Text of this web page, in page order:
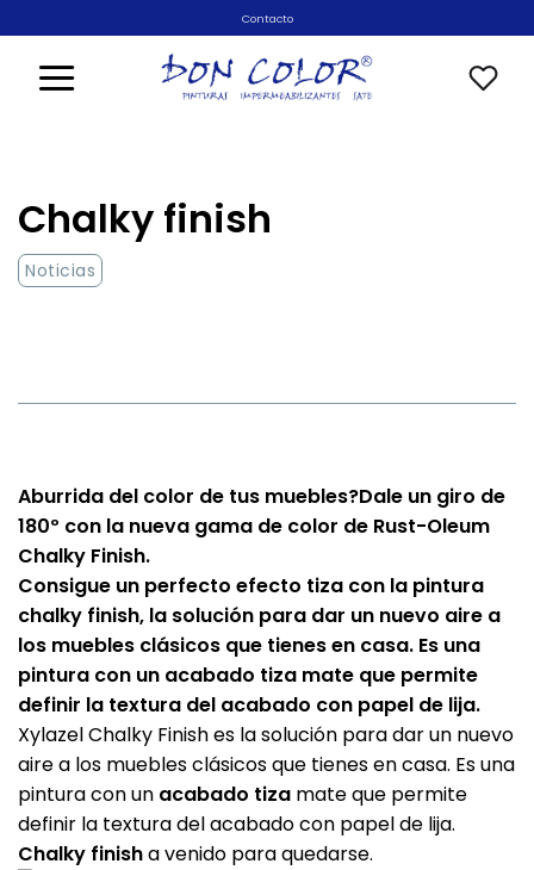
al
contenido
Contacto
Noticias
Chalky finish
Aburrida del color de tus muebles?Dale un giro de
180º con la nueva gama de color de Rust-Oleum
Chalky Finish.
Consigue un perfecto efecto tiza con la pintura
chalky finish, la solución para dar un nuevo aire a
los muebles clásicos que tienes en casa. Es una
pintura con un acabado tiza mate que permite
definir la textura del acabado con papel de lija.
Xylazel Chalky Finishes la solución para dar un nuevo
aire a los muebles clásicos que tienes en casa. Es una
pintura con un acabado tiza mate que permite
definir la textura del acabado con papel de lija.
Chalky finisha venido para quedarse.